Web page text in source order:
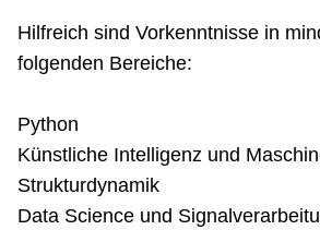
Hilfreich sind Vorkenntnisse in
folgenden Bereiche:
Python
Künstliche Intelligenz und
Strukturdynamik
Data Science und